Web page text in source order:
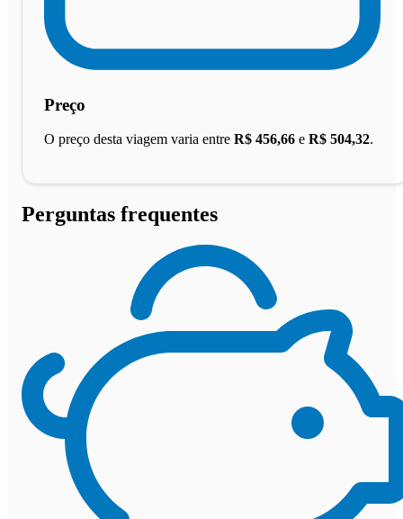
Preço
O preço desta viagem varia entre R$ 456,66 e R$ 504,32.
Perguntas frequentes